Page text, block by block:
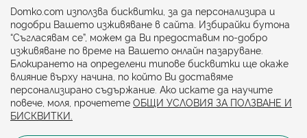
Начини на плащане:
Domko.com използва бисквитки, за да персонализира и
подобри Вашето изживяване в сайта. Избирайки бутона
“Съгласявам се”, можем да Ви предоставим по-добро
изживяване по време на Вашето онлайн пазаруване.
Блокирането на определени типове бисквитки ще окаже
влияние върху начина, по който Ви доставяме
персонализирано съдържание. Ако искате да научите
повече, моля, прочетете ОБЩИ УСЛОВИЯ ЗА ПОЛЗВАНЕ И
БИСКВИТКИ.